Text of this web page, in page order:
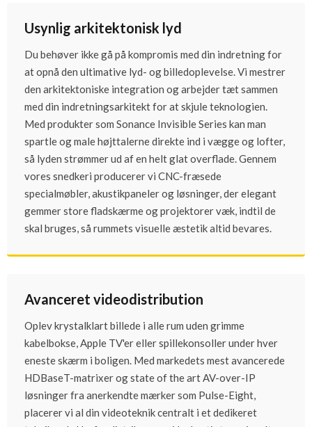
Usynlig arkitektonisk lyd
Du behøver ikke gå på kompromis med din indretning for
at opnå den ultimative lyd- og billedoplevelse. Vi mestrer
den arkitektoniske integration og arbejder tæt sammen
med din indretningsarkitekt for at skjule teknologien.
Med produkter som Sonance Invisible Series kan man
spartle og male højttalerne direkte ind i vægge og lofter,
så lyden strømmer ud af en helt glat overflade. Gennem
vores snedkeri producerer vi CNC-fræsede
specialmøbler, akustikpaneler og løsninger, der elegant
gemmer store fladskærme og projektorer væk, indtil de
skal bruges, så rummets visuelle æstetik altid bevares.
Avanceret videodistribution
Oplev krystalklart billede i alle rum uden grimme
kabelbokse, Apple TV'er eller spillekonsoller under hver
eneste skærm i boligen. Med markedets mest avancerede
HDBaseT-matrixer og state of the art AV-over-IP
løsninger fra anerkendte mærker som Pulse-Eight,
placerer vi al din videoteknik centralt i et dedikeret